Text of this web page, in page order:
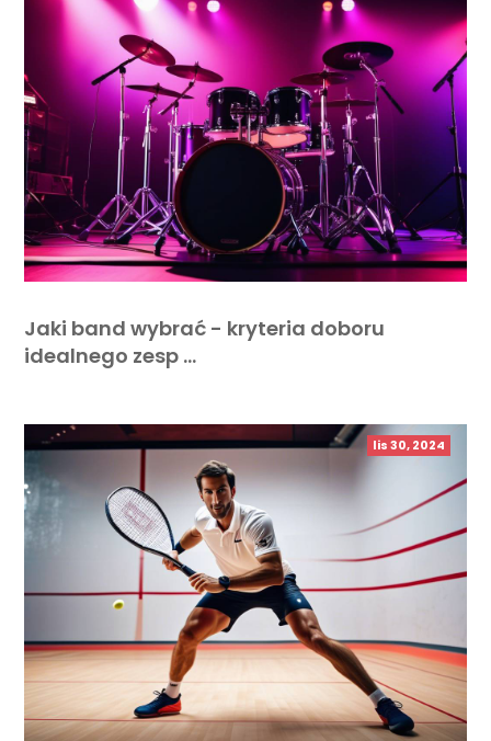
Jaki band wybrać - kryteria doboru
idealnego zesp …
lis 30, 2024